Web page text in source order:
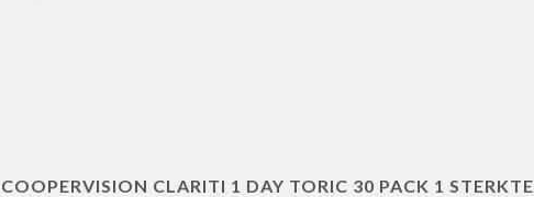
COOPERVISION CLARITI 1 DAY TORIC 30 PACK 1 STERKTE